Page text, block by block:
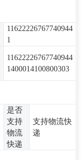
11622226767740944
1
11622226767740944
1400014100800303
是否
支持
物流
快递
支持物流快
递